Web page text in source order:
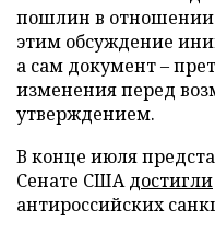
пошлин в отношении
этим обсуждение
а сам документ –
изменения перед
утверждением.
В конце июля
Сенате СШАдостигли
антироссийских